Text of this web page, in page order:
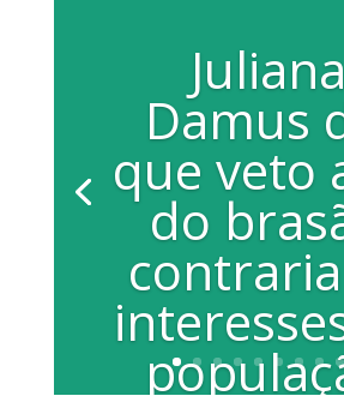
Juliana
Damus
que veto
do